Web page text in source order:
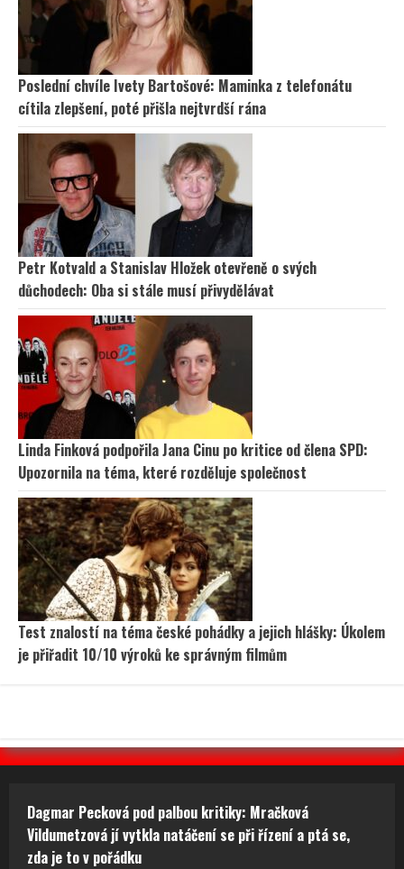
Poslední chvíle Ivety Bartošové: Maminka z telefonátu
cítila zlepšení, poté přišla nejtvrdší rána
Petr Kotvald a Stanislav Hložek otevřeně o svých
důchodech: Oba si stále musí přivydělávat
Linda Finková podpořila Jana Cinu po kritice od člena SPD:
Upozornila na téma, které rozděluje společnost
Test znalostí na téma české pohádky a jejich hlášky: Úkolem
je přiřadit 10/10 výroků ke správným filmům
Dagmar Pecková pod palbou kritiky: Mračková
Vildumetzová jí vytkla natáčení se při řízení a ptá se,
zda je to v pořádku